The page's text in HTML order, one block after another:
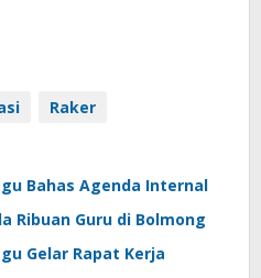
Raker
Bahas Agenda Internal
Ribuan Guru di Bolmong
Gelar Rapat Kerja